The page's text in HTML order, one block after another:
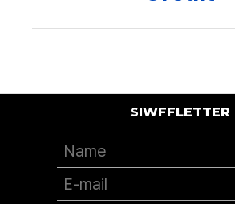
SIWFFLETTER